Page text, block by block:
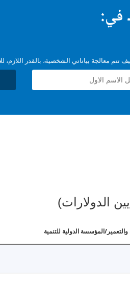
في:
تتم معالجة بياناتي الشخصية، بالقدر اللازم،
الدولارات)
والتعمير/المؤسسة الدولية للتنمية